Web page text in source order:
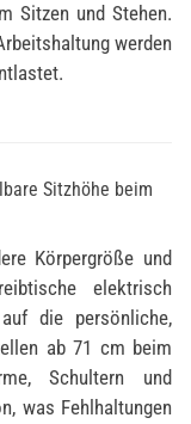
Sitzen und Stehen.
werden
Sitzhöhe beim
Körpergröße und
elektrisch
die persönliche,
ab 71 cm beim
Schultern und
was Fehlhaltungen